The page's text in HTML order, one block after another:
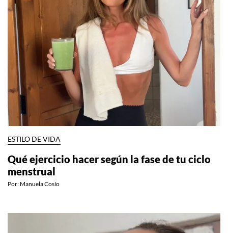
ESTILO DE VIDA
Qué ejercicio hacer según la fase de tu ciclo
menstrual
Por: Manuela Cosío